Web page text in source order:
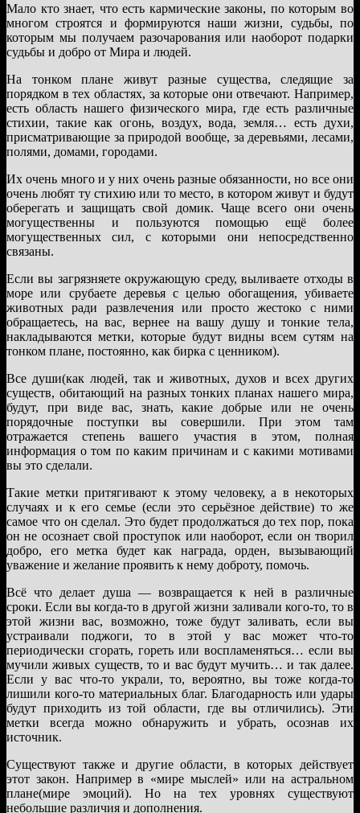
Мало кто знает, что есть кармические законы, по которым во
многом строятся и формируются наши жизни, судьбы, по
которым мы получаем разочарования или наоборот подарки
судьбы и добро от Мира и людей.
На тонком плане живут разные существа, следящие за
порядком в тех областях, за которые они отвечают. Например,
есть область нашего физического мира, где есть различные
стихии, такие как огонь, воздух, вода, земля… есть духи,
присматривающие за природой вообще, за деревьями, лесами,
полями, домами, городами.
Их очень много и у них очень разные обязанности, но все они
очень любят ту стихию или то место, в котором живут и будут
оберегать и защищать свой домик. Чаще всего они очень
могущественны и пользуются помощью ещё более
могущественных сил, с которыми они непосредственно
связаны.
Если вы загрязняете окружающую среду, выливаете отходы в
море или срубаете деревья с целью обогащения, убиваете
животных ради развлечения или просто жестоко с ними
обращаетесь, на вас, вернее на вашу душу и тонкие тела,
накладываются метки, которые будут видны всем сутям на
тонком плане, постоянно, как бирка с ценником).
Все души(как людей, так и животных, духов и всех других
существ, обитающий на разных тонких планах нашего мира,
будут, при виде вас, знать, какие добрые или не очень
порядочные поступки вы совершили. При этом там
отражается степень вашего участия в этом, полная
информация о том по каким причинам и с какими мотивами
вы это сделали.
Такие метки притягивают к этому человеку, а в некоторых
случаях и к его семье (если это серьёзное действие) то же
самое что он сделал. Это будет продолжаться до тех пор, пока
он не осознает свой проступок или наоборот, если он творил
добро, его метка будет как награда, орден, вызывающий
уважение и желание проявить к нему доброту, помочь.
Всё что делает душа — возвращается к ней в различные
сроки. Если вы когда-то в другой жизни заливали кого-то, то в
этой жизни вас, возможно, тоже будут заливать, если вы
устраивали поджоги, то в этой у вас может что-то
периодически сгорать, гореть или воспламеняться… если вы
мучили живых существ, то и вас будут мучить… и так далее.
Если у вас что-то украли, то, вероятно, вы тоже когда-то
лишили кого-то материальных благ. Благодарность или удары
будут приходить из той области, где вы отличились). Эти
метки всегда можно обнаружить и убрать, осознав их
источник.
Существуют также и другие области, в которых действует
этот закон. Например в «мире мыслей» или на астральном
плане(мире эмоций). Но на тех уровнях существуют
небольшие различия и дополнения.